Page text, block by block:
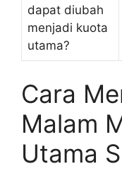
dapat diubah
menjadi kuota
utama?
Cara
Malam
Utama